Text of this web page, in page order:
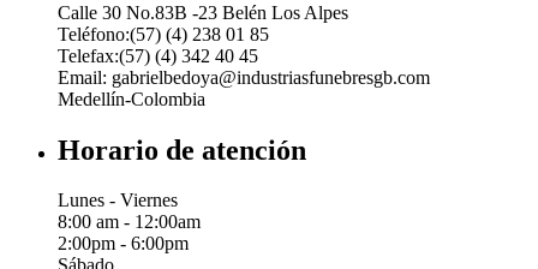
Calle 30 No.83B -23 Belén Los Alpes
Teléfono:(57) (4) 238 01 85
Telefax:(57) (4) 342 40 45
Email: gabrielbedoya@industriasfunebresgb.com
Medellín-Colombia
Horario de atención
Lunes - Viernes
8:00 am - 12:00am
2:00pm - 6:00pm